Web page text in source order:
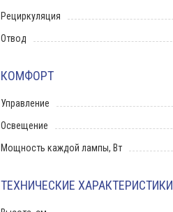
Рециркуляция
Отвод
КОМФОРТ
Управление
Освещение
Мощность каждой лампы, Вт
ТЕХНИЧЕСКИЕ ХАРАКТЕРИСТИКИ